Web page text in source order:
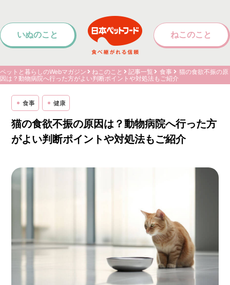
いぬのこと ねこのこと
ペットと暮らしのWebマガジン ねこのこと 記事一覧 食事
猫の食欲不振の原
因は？動物病院へ行った方がよい判断ポイントや対処法もご紹介
食事 健康
猫の食欲不振の原因は？動物病院へ行った方
がよい判断ポイントや対処法もご紹介